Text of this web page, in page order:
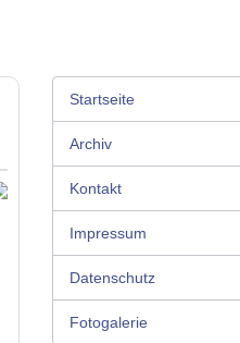
Startseite
Archiv
Kontakt
Impressum
Datenschutz
Fotogalerie